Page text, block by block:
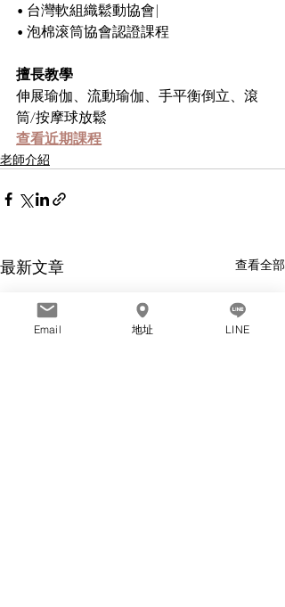
• 台灣軟組織鬆動協會|
• 泡棉滚筒協會認證課程
擅長教學
伸展瑜伽、流動瑜伽、手平衡倒立、滾
筒/按摩球放鬆
查看近期課程
老師介紹
最新文章 查看全部
Email 地址 LINE